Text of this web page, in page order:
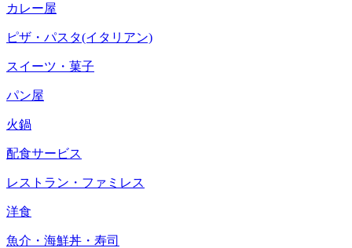
カレー屋
ピザ・パスタ(イタリアン)
スイーツ・菓子
パン屋
火鍋
配食サービス
レストラン・ファミレス
洋食
魚介・海鮮丼・寿司